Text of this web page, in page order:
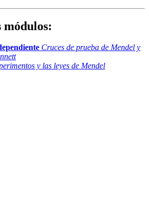
módulos:
Cruces de prueba de Mendel y
y las leyes de Mendel